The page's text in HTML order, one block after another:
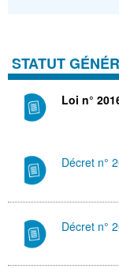
STATUT
Loi n°
Décret n°
Décret n°